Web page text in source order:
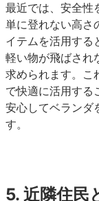
最近では、安全性
単に登れない高さ
イテムを活用する
軽い物が飛ばされ
求められます。こ
で快適に活用する
安心してベランダ
す。
5. 近隣住民